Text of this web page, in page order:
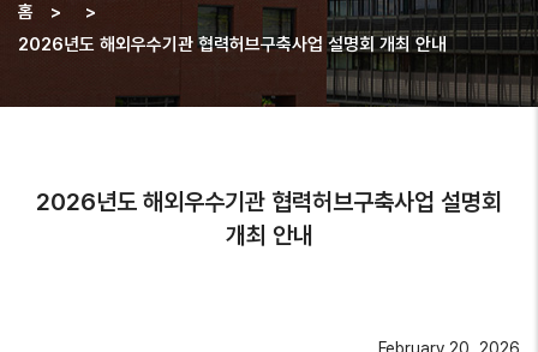
이동
홈 >
>
2026년도 해외우수기관 협력허브구축사업 설명회 개최 안내
2026년도 해외우수기관 협력허브구축사업 설명회
개최 안내